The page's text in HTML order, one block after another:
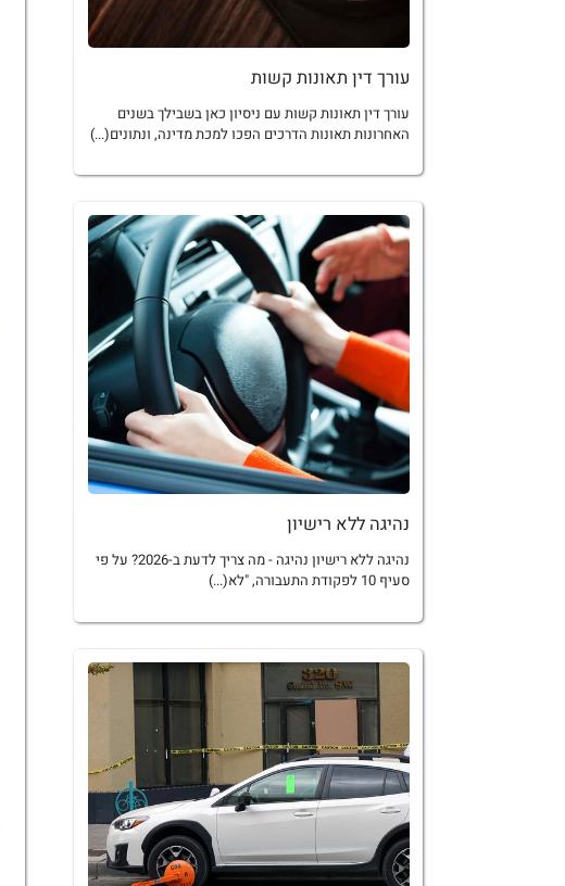
עורך דין תאונות קשות
עורך דין תאונות קשות עם ניסיון כאן בשבילך בשנים
האחרונות תאונות הדרכים הפכו למכת מדינה, ונתונים(...)
נהיגה ללא רישיון
נהיגה ללא רישיון נהיגה - מה צריך לדעת ב-2026? על פי
סעיף 10 לפקודת התעבורה, "לא(...)